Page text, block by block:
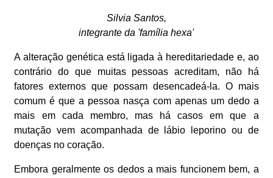
Silvia Santos,
integrante da 'família hexa'
A alteração genética está ligada à hereditariedade e, ao
contrário do que muitas pessoas acreditam, não há
fatores externos que possam desencadeá-la. O mais
comum é que a pessoa nasça com apenas um dedo a
mais em cada membro, mas há casos em que a
mutação vem acompanhada de lábio leporino ou de
doenças no coração.
Embora geralmente os dedos a mais funcionem bem, a